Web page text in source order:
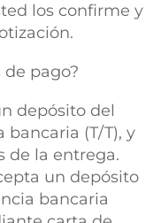
los confirme y
de pago?
depósito del
(T/T), y
de la entrega.
un depósito
bancaria